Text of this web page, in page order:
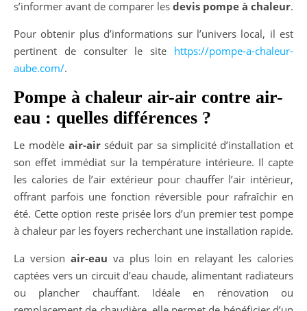
s’informer avant de comparer les devis pompe à chaleur.
Pour obtenir plus d’informations sur l’univers local, il est
pertinent de consulter le site https://pompe-a-chaleur-
aube.com/.
Pompe à chaleur air-air contre air-
eau : quelles différences ?
Le modèle air-airséduit par sa simplicité d’installation et
son effet immédiat sur la température intérieure. Il capte
les calories de l’air extérieur pour chauffer l’air intérieur,
offrant parfois une fonction réversible pour rafraîchir en
été. Cette option reste prisée lors d’un premier test pompe
à chaleur par les foyers recherchant une installation rapide.
La version air-eau va plus loin en relayant les calories
captées vers un circuit d’eau chaude, alimentant radiateurs
ou plancher chauffant. Idéale en rénovation ou